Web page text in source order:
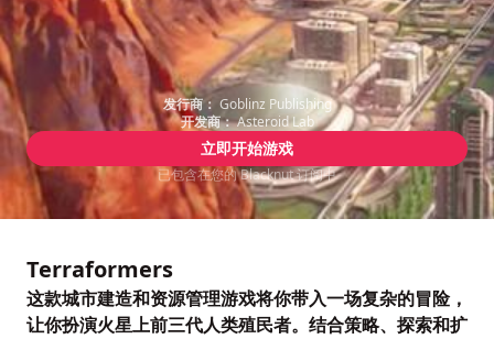
发行商： Goblinz Publishing
开发商：Asteroid Lab
立即开始游戏
已包含在您的 Blacknut 订阅中
Terraformers
这款城市建造和资源管理游戏将你带入一场复杂的冒险，
让你扮演火星上前三代人类殖民者。结合策略、探索和扩